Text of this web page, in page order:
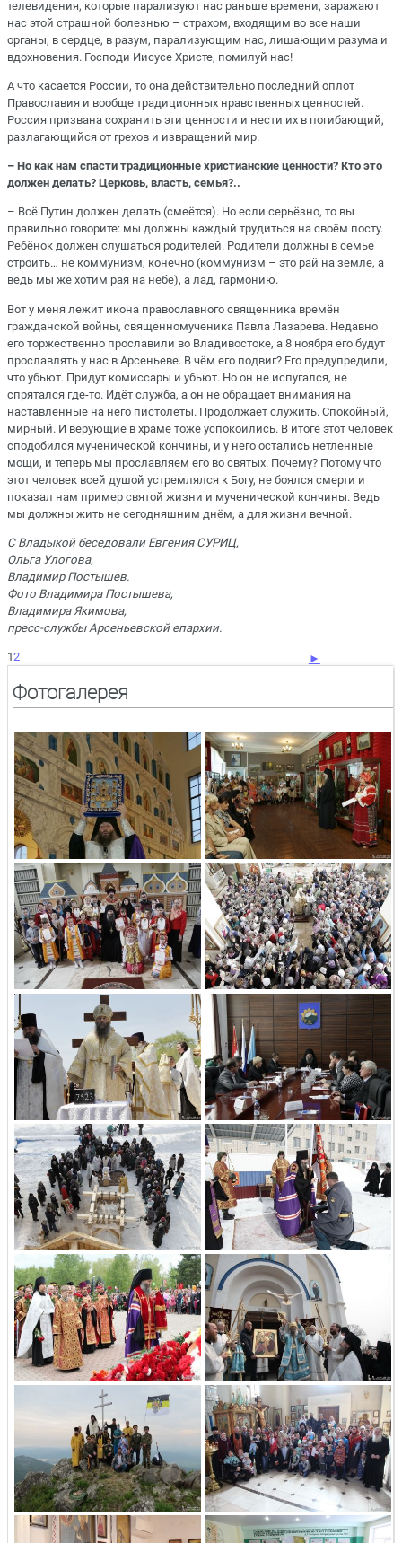
телевидения, которые парализуют нас раньше времени, заражают
нас этой страшной болезнью – страхом, входящим во все наши
органы, в сердце, в разум, парализующим нас, лишающим разума и
вдохновения. Господи Иисусе Христе, помилуй нас!
А что касается России, то она действительно последний оплот
Православия и вообще традиционных нравственных ценностей.
Россия призвана сохранить эти ценности и нести их в погибающий,
разлагающийся от грехов и извращений мир.
– Но как нам спасти традиционные христианские ценности? Кто это
должен делать? Церковь, власть, семья?..
– Всё Путин должен делать (смеётся). Но если серьёзно, то вы
правильно говорите: мы должны каждый трудиться на своём посту.
Ребёнок должен слушаться родителей. Родители должны в семье
строить… не коммунизм, конечно (коммунизм – это рай на земле, а
ведь мы же хотим рая на небе), а лад, гармонию.
Вот у меня лежит икона православного священника времён
гражданской войны, священномученика Павла Лазарева. Недавно
его торжественно прославили во Владивостоке, а 8 ноября его будут
прославлять у нас в Арсеньеве. В чём его подвиг? Его предупредили,
что убьют. Придут комиссары и убьют. Но он не испугался, не
спрятался где-то. Идёт служба, а он не обращает внимания на
наставленные на него пистолеты. Продолжает служить. Спокойный,
мирный. И верующие в храме тоже успокоились. В итоге этот человек
сподобился мученической кончины, и у него остались нетленные
мощи, и теперь мы прославляем его во святых. Почему? Потому что
этот человек всей душой устремлялся к Богу, не боялся смерти и
показал нам пример святой жизни и мученической кончины. Ведь
мы должны жить не сегодняшним днём, а для жизни вечной.
С Владыкой беседовали Евгения СУРИЦ,
Ольга Улогова,
Владимир Постышев.
Фото Владимира Постышева,
Владимира Якимова,
пресс-службы Арсеньевской епархии.
12 ►
Фотогалерея